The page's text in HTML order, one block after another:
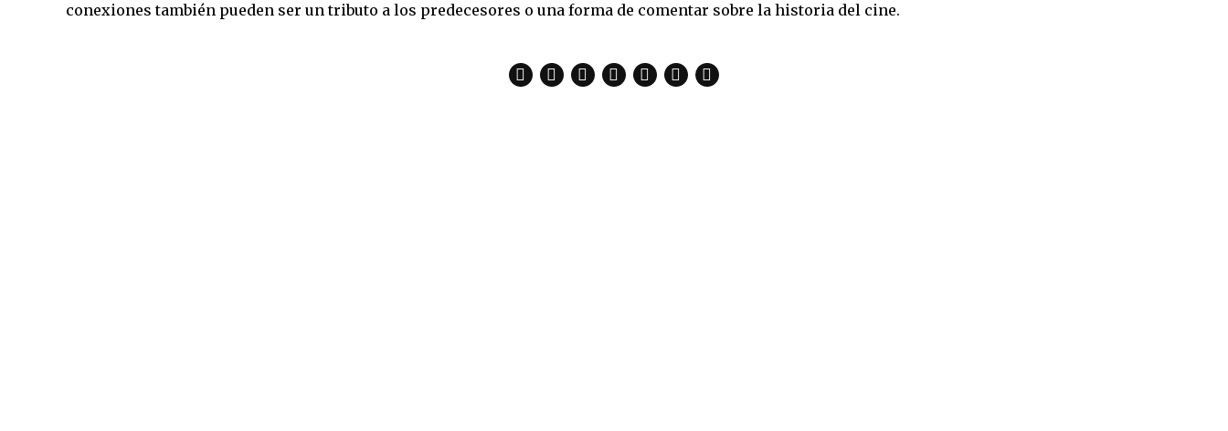
conexiones también pueden ser un tributo a los predecesores o una forma de comentar sobre la historia del cine.